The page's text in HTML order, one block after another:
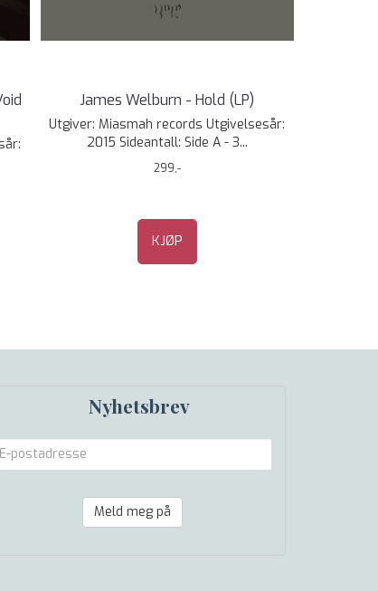
James Welburn - Hold (LP)
Utgiver: Miasmah records Utgivelsesår:
2015 Sideantall: Side A - 3...
299,-
KJØP
Nyhetsbrev
Meld meg på